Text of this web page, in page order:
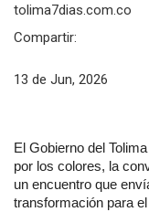
tolima7dias.com.co
Compartir:
13 de Jun, 2026
El Gobierno del
por los colores, la
un encuentro que
transformación para